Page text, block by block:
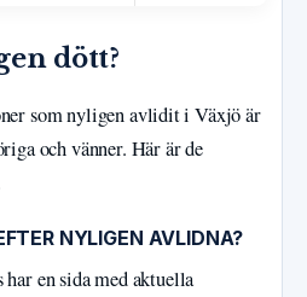
dött?
som nyligen avlidit i Växjö är
och vänner. Här är de
NYLIGEN AVLIDNA?
en sida med aktuella